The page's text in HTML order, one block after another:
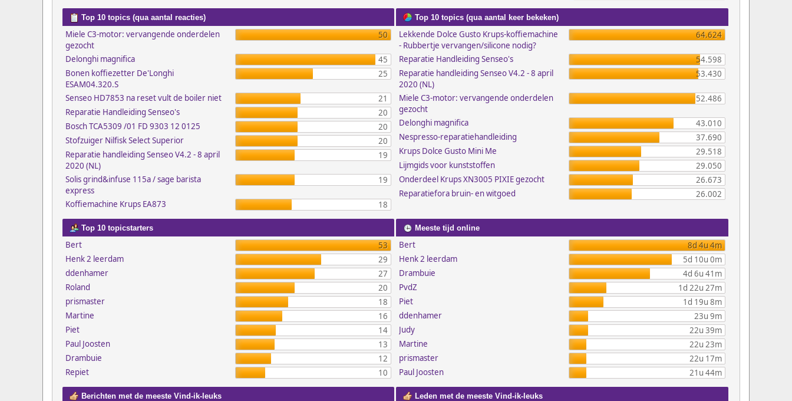
Top 10 topics (qua aantal reacties)
Miele C3-motor: vervangende onderdelen
gezocht
50
Delonghi magnifica
45
Bonen koffiezetter De'Longhi
ESAM04.320.S
25
Senseo HD7853 na reset vult de boiler niet
21
Reparatie Handleiding Senseo's
20
Bosch TCA5309 /01 FD 9303 12 0125
20
Stofzuiger Nilfisk Select Superior
20
Reparatie handleiding Senseo V4.2 - 8 april
2020 (NL)
19
Solis grind&infuse 115a / sage barista
express
19
Koffiemachine Krups EA873 18
Top 10 topics (qua aantal keer bekeken)
Lekkende Dolce Gusto Krups-koffiemachine
- Rubbertje vervangen/silicone nodig?
64.624
Reparatie Handleiding Senseo's
54.598
Reparatie handleiding Senseo V4.2 - 8 april
2020 (NL)
53.430
Miele C3-motor: vervangende onderdelen
gezocht
52.486
Delonghi magnifica
43.010
Nespresso-reparatiehandleiding
37.690
Krups Dolce Gusto Mini Me
29.518
Lijmgids voor kunststoffen
29.050
Onderdeel Krups XN3005 PIXIE gezocht
26.673
Reparatiefora bruin- en witgoed
26.002
Top 10 topicstarters
Bert
53
Henk 2 leerdam
29
ddenhamer
27
Roland
20
prismaster
18
Martine
16
Piet
14
Paul Joosten
13
Drambuie
12
Repiet
10
Meeste tijd online
Bert
8d 4u 4m
Henk 2 leerdam
5d 10u 0m
Drambuie
4d 6u 41m
PvdZ
1d 22u 27m
Piet
1d 19u 8m
ddenhamer
23u 9m
Judy
22u 39m
Martine
22u 23m
prismaster
22u 17m
Paul Joosten
21u 44m
Berichten met de meeste Vind-ik-leuks Leden met de meeste Vind-ik-leuks